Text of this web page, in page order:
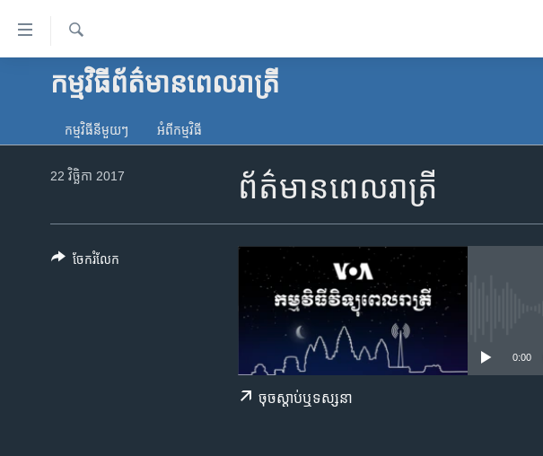
ទៅ​
គេហទំព័រ​
ទាក់ទង
និង​អាមេរិក
រក
កម្មវិធី​ព័ត៌មាន​ពេលរាត្រី
កម្មវិធី​នីមួយៗ អំពី​កម្មវិធី​
ព័ត៌មានពេលរាត្រី
22 វិច្ឆិកា 2017
0:00
ចុច​​ស្តាប់​ឬ​ទស្សនា
ចែករំលែក